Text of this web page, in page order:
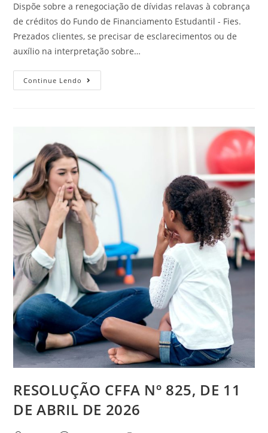
Dispõe sobre a renegociação de dívidas relavas à cobrança
de créditos do Fundo de Financiamento Estudantil - Fies.
Prezados clientes, se precisar de esclarecimentos ou de
auxílio na interpretação sobre…
Continue Lendo
RESOLUÇÃO CFFA Nº 825, DE 11
DE ABRIL DE 2026